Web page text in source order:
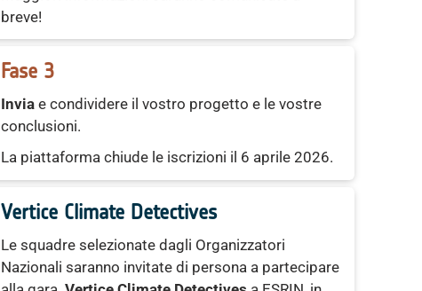
breve!
Fase 3
Inviae condividere il vostro progetto e le vostre
conclusioni.
La piattaforma chiude le iscrizioni il 6 aprile 2026.
Vertice Climate Detectives
Le squadre selezionate dagli Organizzatori
Nazionali saranno invitate di persona a partecipare